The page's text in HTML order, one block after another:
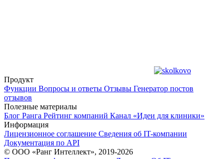
Продукт
Функции Вопросы и ответы Отзывы Генератор постов
отзывов
Полезные материалы
Блог Ранга Рейтинг компаний Канал «Идеи для клиники»
Информация
Лицензионное соглашение Сведения об IT-компании
Документация по API
© ООО «Ранг Интеллект», 2019-2026